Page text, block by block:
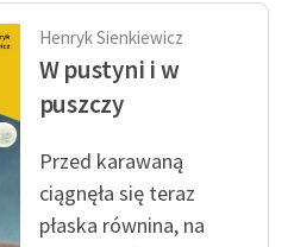
Henryk Sienkiewicz
W pustyni i w
puszczy
Przed karawaną
ciągnęła się teraz
płaska równina, na